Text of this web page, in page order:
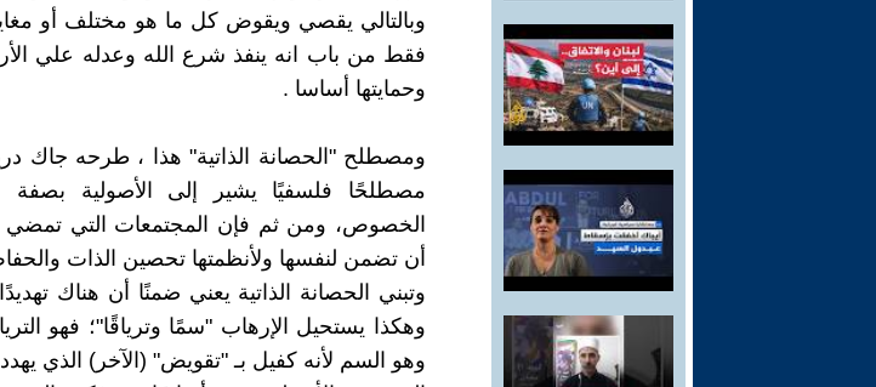
وبالتالي يقصي ويقوض كل ما هو مختلف أو
فقط من باب انه ينفذ شرع الله وعدله علي
وحمايتها أساسا .
مصطلحًا فلسفيًا يشير إلى الأصولية
الخصوص، ومن ثم فإن المجتمعات التي
أن تضمن لنفسها ولأنظمتها تحصين الذات
وتبني الحصانة الذاتية يعني ضمنًا أن هناك
وهكذا يستحيل الإرهاب "سمًا وترياقًا"؛ فهو
وهو السم لأنه كفيل بـ "تقويض" (الآخر) الذي